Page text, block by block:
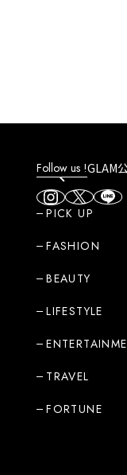
Follow us !GLAM
PICK UP
FASHION
BEAUTY
LIFESTYLE
TRAVEL
FORTUNE